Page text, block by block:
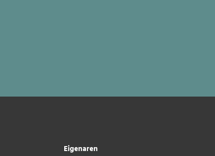
Eigenaren